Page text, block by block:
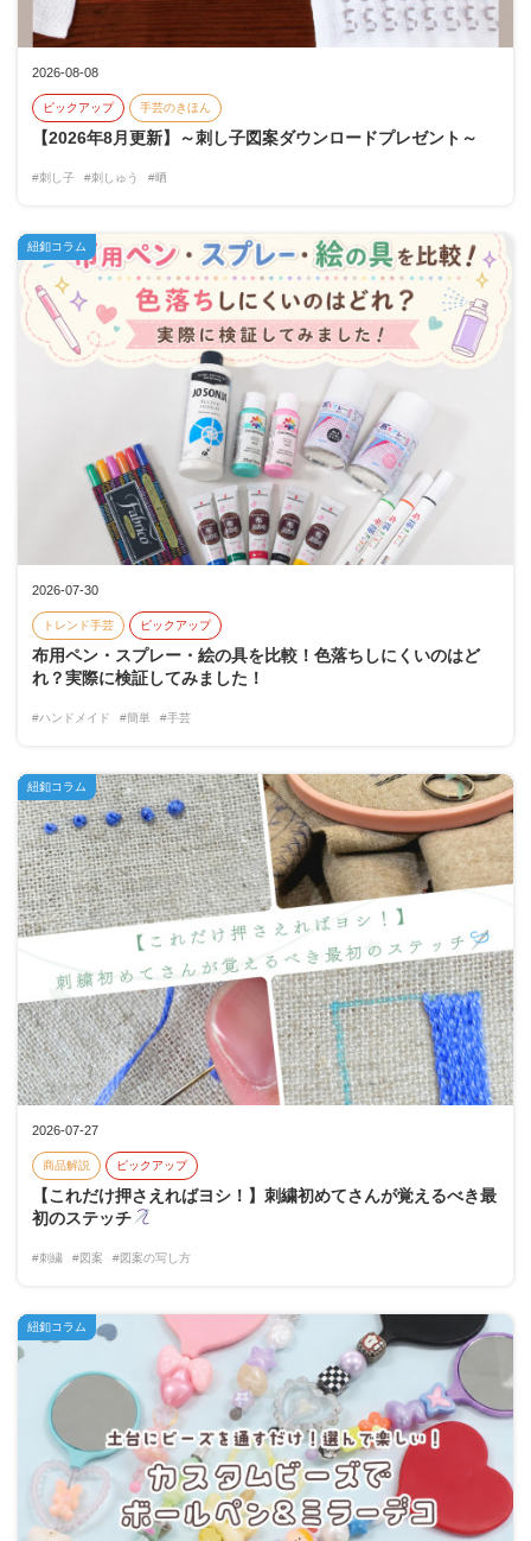
2026-08-08
ピックアップ 手芸のきほん
【2026年8月更新】～刺し子図案ダウンロードプレゼント～
#刺し子 #刺しゅう #晒
2026-07-30
トレンド手芸 ピックアップ
布用ペン・スプレー・絵の具を比較！色落ちしにくいのはど
れ？実際に検証してみました！
#ハンドメイド #簡単 #手芸
紐釦コラム
2026-07-27
商品解説 ピックアップ
【これだけ押さえればヨシ！】刺繍初めてさんが覚えるべき最
初のステッチ
#刺繍 #図案 #図案の写し方
紐釦コラム
紐釦コラム